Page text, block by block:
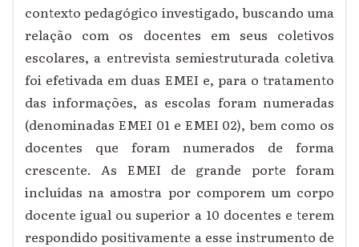
contexto pedagógico investigado, buscando uma
relação com os docentes em seus coletivos
escolares, a entrevista semiestruturada coletiva
foi efetivada em duas EMEI e, para o tratamento
das informações, as escolas foram numeradas
(denominadas EMEI 01 e EMEI 02), bem como os
docentes que foram numerados de forma
crescente. As EMEI de grande porte foram
incluídas na amostra por comporem um corpo
docente igual ou superior a 10 docentes e terem
respondido positivamente a esse instrumento de